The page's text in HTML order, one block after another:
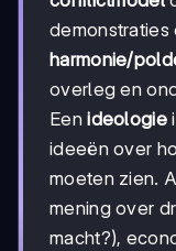
harmonie/
overleg en
Eenideologie
ideeën over
moeten zien.
mening over
macht?),